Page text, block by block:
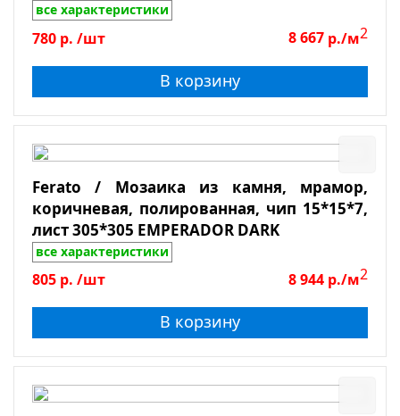
все характеристики
780 р. /шт 8 667 р./м2
В корзину
Ferato / Мозаика из камня, мрамор,
коричневая, полированная, чип 15*15*7,
лист 305*305 EMPERADOR DARK
все характеристики
805 р. /шт 8 944 р./м2
В корзину